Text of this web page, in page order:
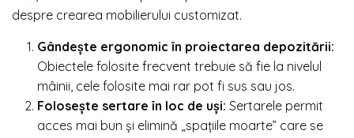
despre crearea mobilierului customizat.
Gândește ergonomic în proiectarea depozitării:
Obiectele folosite frecvent trebuie să fie la nivelul
mâinii, cele folosite mai rar pot fi sus sau jos.
Folosește sertare în loc de uși: Sertarele permit
acces mai bun și elimină „spațiile moarte” care se